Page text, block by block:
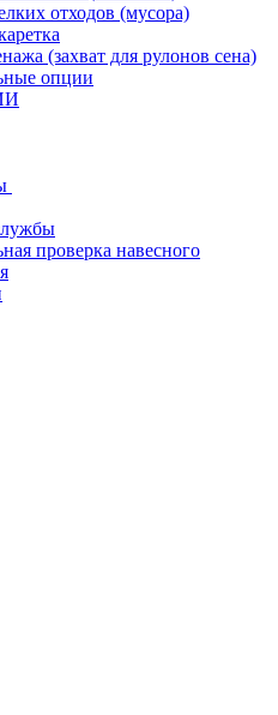
отходов (мусора)
(захват для рулонов сена)
опции
проверка навесного